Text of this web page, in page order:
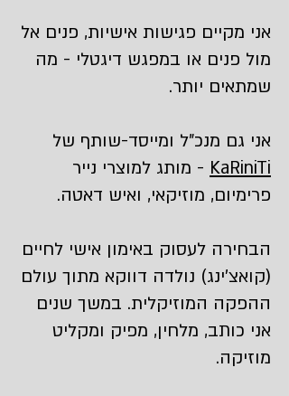
אני מקיים פגישות אישיות, פנים אל
מול פנים או במפגש דיגטלי - מה
שמתאים יותר.
אני גם מנכ"ל ומייסד-שותף של
KaRiniTi - מותג למוצרי נייר
פרימיום, מוזיקאי, ואיש דאטה.
הבחירה לעסוק באימון אישי לחיים
(קואצ'ינג) נולדה דווקא מתוך עולם
ההפקה המוזיקלית. במשך שנים
אני כותב, מלחין, מפיק ומקליט
מוזיקה.